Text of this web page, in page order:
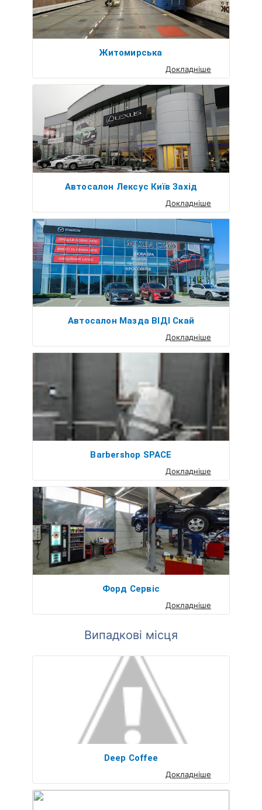
Житомирська
Докладніше
Автосалон Лексус Київ Захід
Докладніше
Автосалон Мазда ВІДІ Скай
Докладніше
Barbershop SPACE
Докладніше
Форд Сервіс
Докладніше
Випадкові місця
Deep Coffee
Докладніше